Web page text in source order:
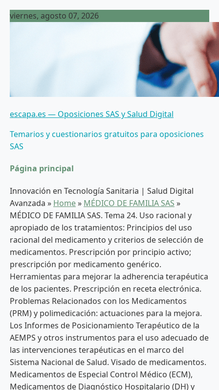
Saltar
viernes, agosto 07, 2026
escapa.es — Oposiciones SAS y Salud Digital
Temarios y cuestionarios gratuitos para oposiciones
SAS
Página principal
Innovación en Tecnología Sanitaria | Salud Digital
Avanzada » Home» MÉDICO DE FAMILIA SAS »
MÉDICO DE FAMILIA SAS. Tema 24. Uso racional y
apropiado de los tratamientos: Principios del uso
racional del medicamento y criterios de selección de
medicamentos. Prescripción por principio activo;
prescripción por medicamento genérico.
Herramientas para mejorar la adherencia terapéutica
de los pacientes. Prescripción en receta electrónica.
Problemas Relacionados con los Medicamentos
(PRM) y polimedicación: actuaciones para la mejora.
Los Informes de Posicionamiento Terapéutico de la
AEMPS y otros instrumentos para el uso adecuado de
las intervenciones terapéuticas en el marco del
Sistema Nacional de Salud. Visado de medicamentos.
Medicamentos de Especial Control Médico (ECM),
Medicamentos de Diagnóstico Hospitalario (DH) y